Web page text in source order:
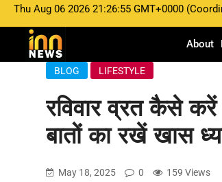
Thu Aug 06 2026 21:26:55 GMT+0000
About
BLOG LIFESTYLE
रविवार व्रत कैसे
बातों का रखें खास
May 18, 2025 0 159 Views